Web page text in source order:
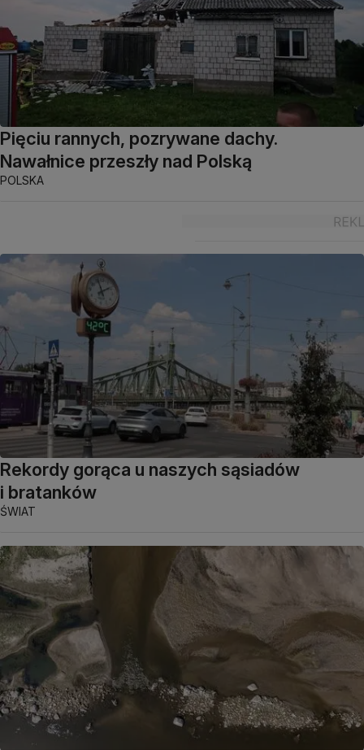
Pięciu rannych, pozrywane dachy.
Nawałnice przeszły nad Polską
POLSKA
Rekordy gorąca u naszych sąsiadów
i bratanków
ŚWIAT